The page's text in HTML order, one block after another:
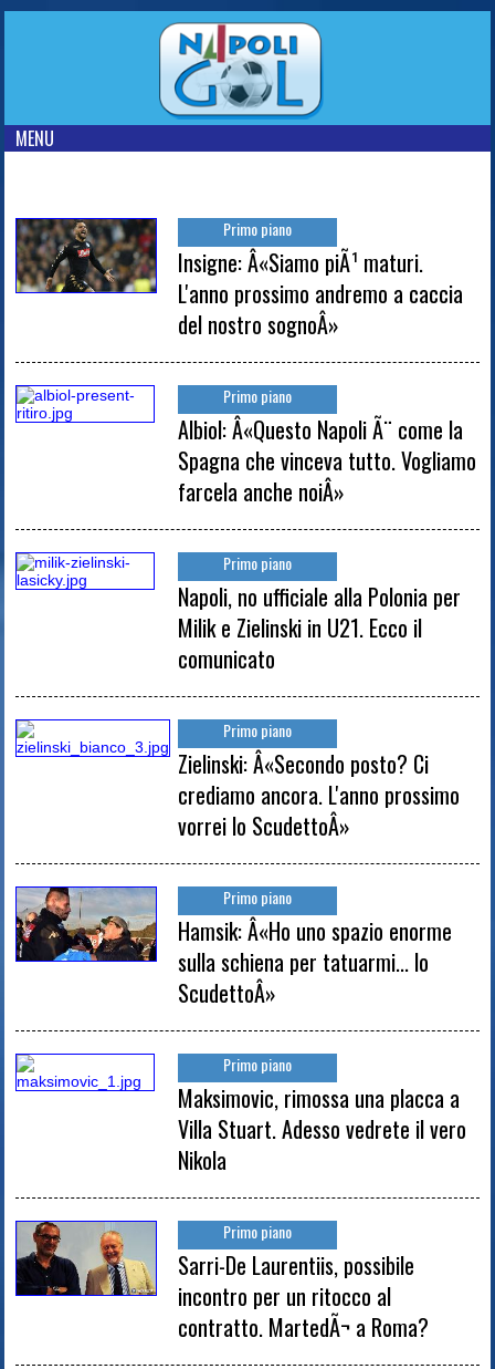
MENU
Primo piano
Insigne: Â«Siamo piÃ¹ maturi.
L'anno prossimo andremo a caccia
del nostro sognoÂ»
Primo piano
Albiol: Â«Questo Napoli Ã¨ come la
Spagna che vinceva tutto. Vogliamo
farcela anche noiÂ»
Primo piano
Napoli, no ufficiale alla Polonia per
Milik e Zielinski in U21. Ecco il
comunicato
Primo piano
Zielinski: Â«Secondo posto? Ci
crediamo ancora. L'anno prossimo
vorrei lo ScudettoÂ»
Primo piano
Hamsik: Â«Ho uno spazio enorme
sulla schiena per tatuarmi... lo
ScudettoÂ»
Primo piano
Maksimovic, rimossa una placca a
Villa Stuart. Adesso vedrete il vero
Nikola
Primo piano
Sarri-De Laurentiis, possibile
incontro per un ritocco al
contratto. MartedÃ¬ a Roma?